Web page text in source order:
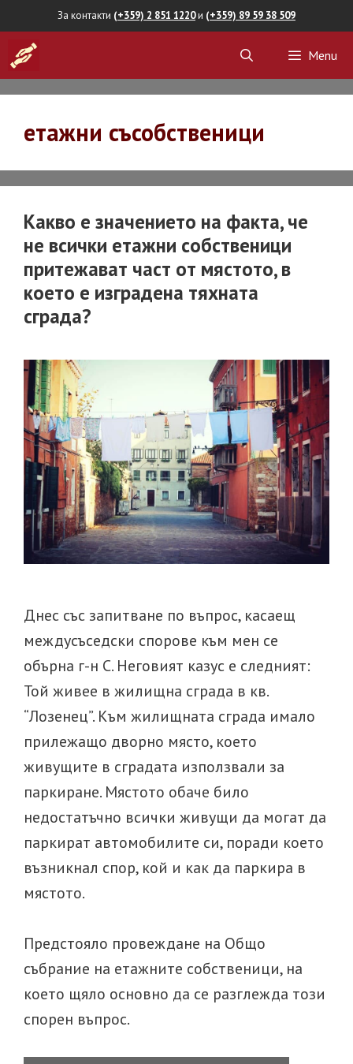
to
content
За контакти (+359) 2 851 1220и (+359) 89 59 38 509
Menu
етажни съсобственици
Какво е значението на факта, че
не всички етажни собственици
притежават част от мястото, в
което е изградена тяхната
сграда?
Днес със запитване по въпрос, касаещ
междусъседски спорове към мен се
обърна г-н С. Неговият казус е следният:
Той живее в жилищна сграда в кв.
“Лозенец”. Към жилищната сграда имало
прилежащо дворно място, което
живущите в сградата използвали за
паркиране. Мястото обаче било
недостатъчно всички живущи да могат да
паркират автомобилите си, поради което
възникнал спор, кой и как да паркира в
мястото.
Предстояло провеждане на Общо
събрание на етажните собственици, на
което щяло основно да се разглежда този
спорен въпрос.